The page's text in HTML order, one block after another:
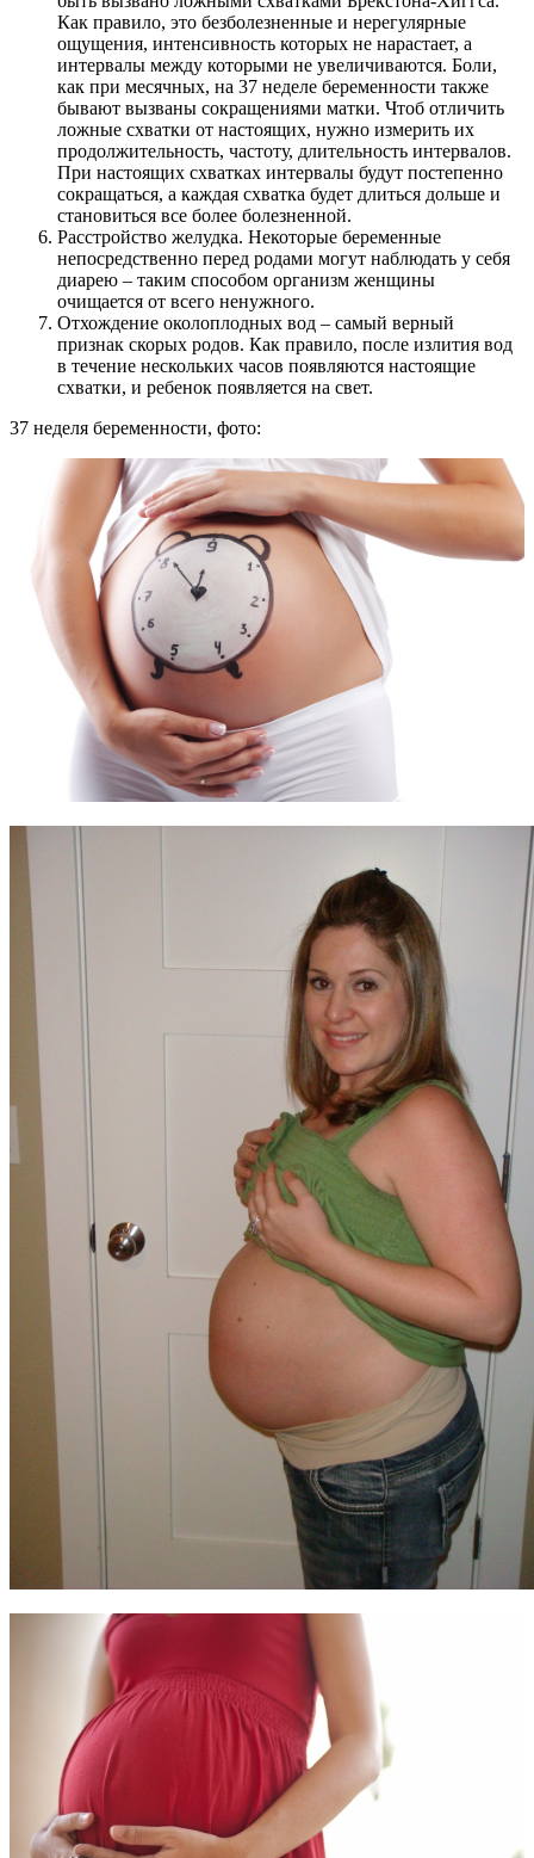
Как правило, это безболезненные и нерегулярные
ощущения, интенсивность которых не нарастает, а
интервалы между которыми не увеличиваются. Боли,
как при месячных, на 37 неделе беременности также
бывают вызваны сокращениями матки. Чтоб отличить
ложные схватки от настоящих, нужно измерить их
продолжительность, частоту, длительность интервалов.
При настоящих схватках интервалы будут постепенно
сокращаться, а каждая схватка будет длиться дольше и
становиться все более болезненной.
Расстройство желудка. Некоторые беременные
непосредственно перед родами могут наблюдать у себя
диарею – таким способом организм женщины
очищается от всего ненужного.
Отхождение околоплодных вод – самый верный
признак скорых родов. Как правило, после излития вод
в течение нескольких часов появляются настоящие
схватки, и ребенок появляется на свет.
37 неделя беременности, фото: